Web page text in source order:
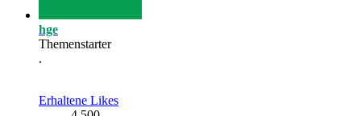
hge
Themenstarter
.
Erhaltene Likes